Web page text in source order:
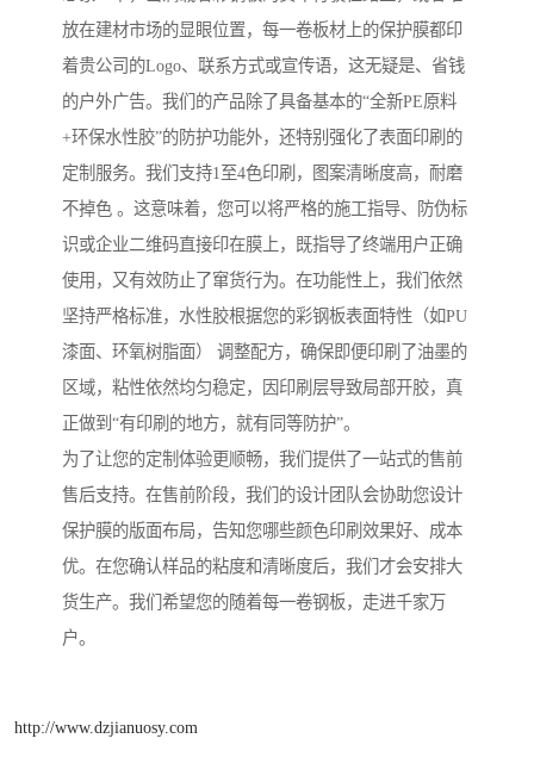
放在建材市场的显眼位置，每一卷板材上的保护膜都印
着贵公司的Logo、联系方式或宣传语，这无疑是、省钱
的户外广告。我们的产品除了具备基本的“全新PE原料
+环保水性胶”的防护功能外，还特别强化了表面印刷的
定制服务。我们支持1至4色印刷，图案清晰度高，耐磨
不掉色 。这意味着，您可以将严格的施工指导、防伪标
识或企业二维码直接印在膜上，既指导了终端用户正确
使用，又有效防止了窜货行为。在功能性上，我们依然
坚持严格标准，水性胶根据您的彩钢板表面特性（如PU
漆面、环氧树脂面） 调整配方，确保即便印刷了油墨的
区域，粘性依然均匀稳定，因印刷层导致局部开胶，真
正做到“有印刷的地方，就有同等防护”。
为了让您的定制体验更顺畅，我们提供了一站式的售前
售后支持。在售前阶段，我们的设计团队会协助您设计
保护膜的版面布局，告知您哪些颜色印刷效果好、成本
优。在您确认样品的粘度和清晰度后，我们才会安排大
货生产。我们希望您的随着每一卷钢板，走进千家万
户。
http://www.dzjianuosy.com